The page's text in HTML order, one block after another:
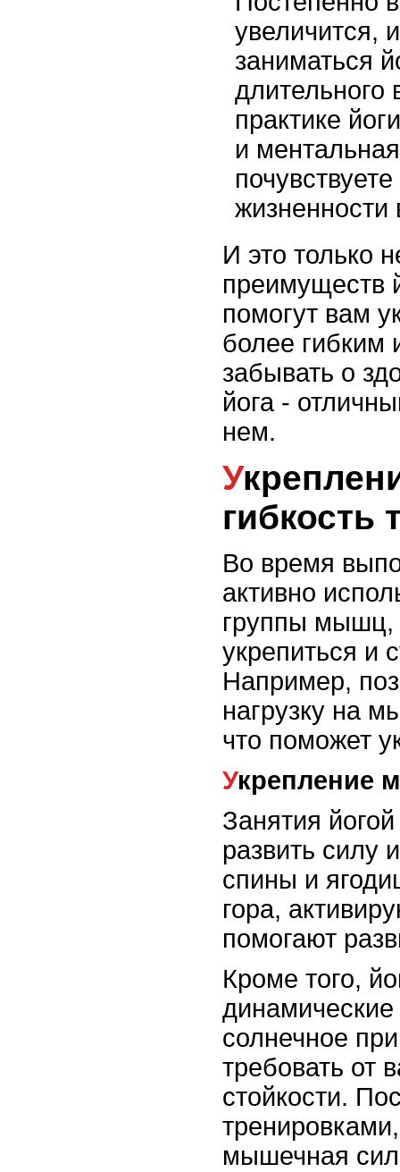
увеличится,
заниматься
длительного
практике
и
жизненности
И это только
преимуществ
помогут вам
более гибким
забывать о
йога -
нем.
Укрепление мышц и
гибкость
Во время
активно
группы мышц,
укрепиться и
Например,
нагрузку на
что поможет
Укрепление
Занятия
развить силу
спины и
гора,
помогают
Кроме того,
динамические
солнечное
требовать
стойкости.
мышечная